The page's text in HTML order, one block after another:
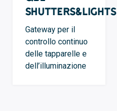
Shutters&Lights
Gateway per il
controllo continuo
delle tapparelle e
dell’illuminazione